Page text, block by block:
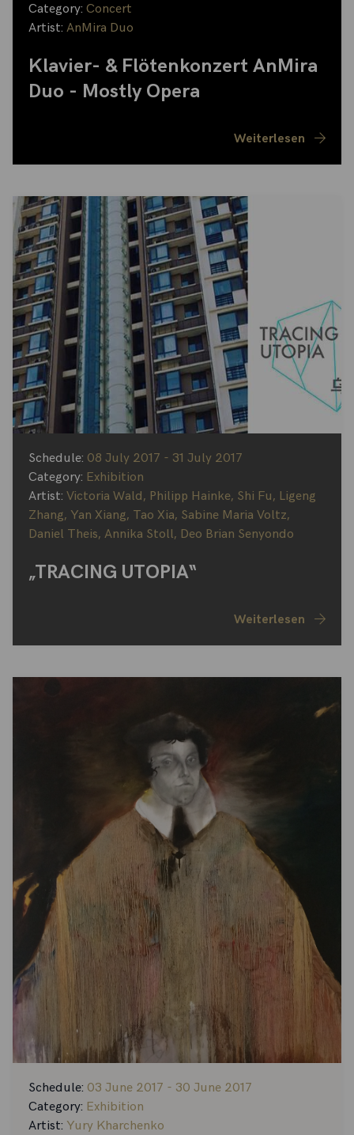
Category: Concert
Artist: AnMira Duo
Klavier- & Flötenkonzert AnMira
Duo - Mostly Opera
Weiterlesen
Schedule: 08 July 2017 - 31 July 2017
Category: Exhibition
Artist: Victoria Wald, Philipp Hainke, Shi Fu, Ligeng
Zhang, Yan Xiang, Tao Xia, Sabine Maria Voltz,
Daniel Theis, Annika Stoll, Deo Brian Senyondo
„TRACING UTOPIA“
Weiterlesen
Schedule: 03 June 2017 - 30 June 2017
Category: Exhibition
Artist: Yury Kharchenko